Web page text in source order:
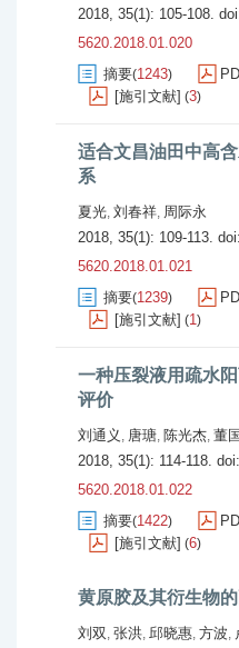
2018, 35(1): 105-108.
5620.2018.01.020
摘要(1243)
[施引文献] (3)
适合文昌油田中高
系
夏光, 刘春祥, 周际永
2018, 35(1): 109-113. doi:
5620.2018.01.021
摘要(1239)
[施引文献] (1)
一种压裂液用疏水
评价
刘通义 , 唐瑭, 陈光杰, 董
2018, 35(1): 114-118. doi:
5620.2018.01.022
摘要(1422)
[施引文献] (6)
黄原胶及其衍生物
刘双, 张洪, 邱晓惠, 方波,